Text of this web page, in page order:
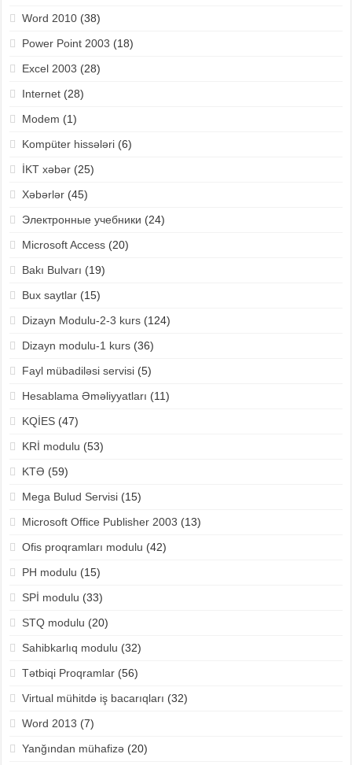
Word 2010(38)
Power Point 2003 (18)
Excel 2003 (28)
Internet(28)
Modem (1)
Kompüter hissələri(6)
İKT xəbər(25)
Xəbərlər(45)
Электронные учебники (24)
Microsoft Access(20)
Bakı Bulvarı (19)
Bux saytlar(15)
Dizayn Modulu-2-3 kurs(124)
Dizayn modulu-1 kurs(36)
Fayl mübadiləsi servisi(5)
Hesablama Əməliyyatları (11)
KQİES(47)
KRİ modulu (53)
KTƏ (59)
Mega Bulud Servisi(15)
Microsoft Office Publisher 2003 (13)
Ofis proqramları modulu (42)
PH modulu (15)
SPİ modulu (33)
STQ modulu (20)
Sahibkarlıq modulu (32)
Tətbiqi Proqramlar(56)
Virtual mühitdə iş bacarıqları (32)
Word 2013 (7)
Yanğından mühafizə(20)